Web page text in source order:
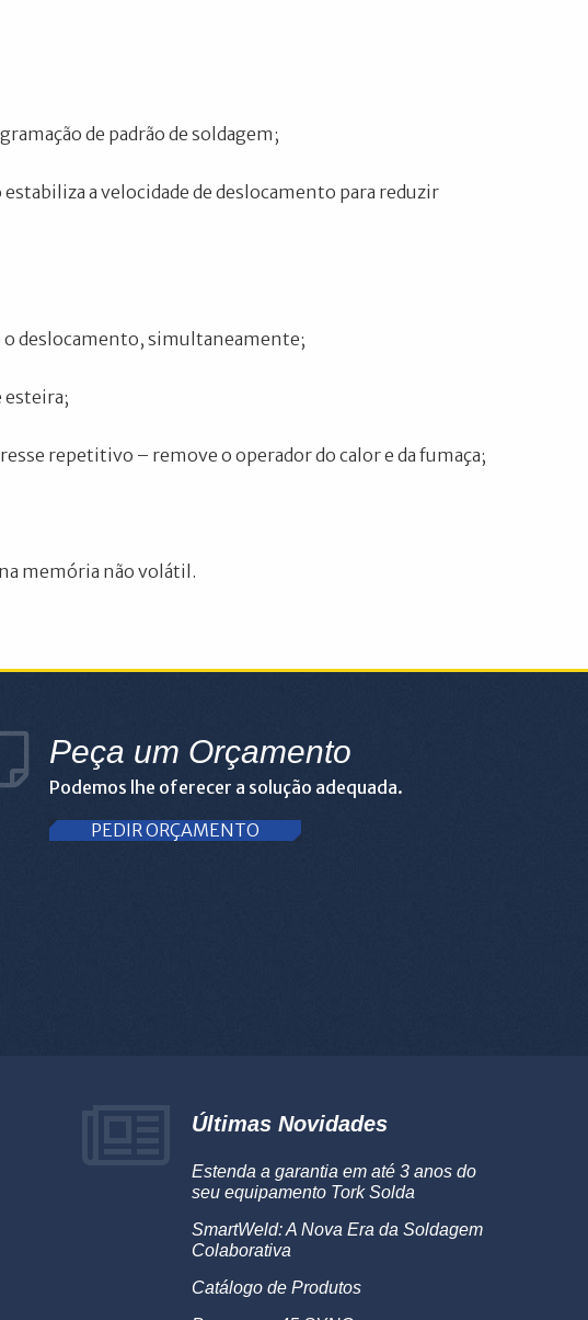
de padrão de soldagem;
a velocidade de deslocamento para reduzir
o deslocamento, simultaneamente;
esteira;
repetitivo – remove o operador do calor e da fumaça;
memória não volátil.
Peça um Orçamento
Podemos lhe oferecer a solução adequada.
PEDIR ORÇAMENTO
Últimas Novidades
Estenda a garantia em até 3 anos do
seu equipamento Tork Solda
SmartWeld: A Nova Era da Soldagem
Colaborativa
Catálogo de Produtos